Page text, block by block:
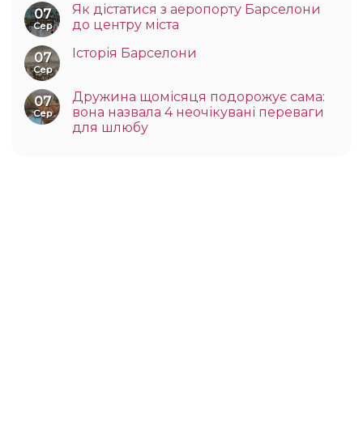
07
Сер
Як дістатися з аеропорту Барселони
до центру міста
07
Сер
Історія Барселони
07
Сер
Дружина щомісяця подорожує сама:
вона назвала 4 неочікувані переваги
для шлюбу